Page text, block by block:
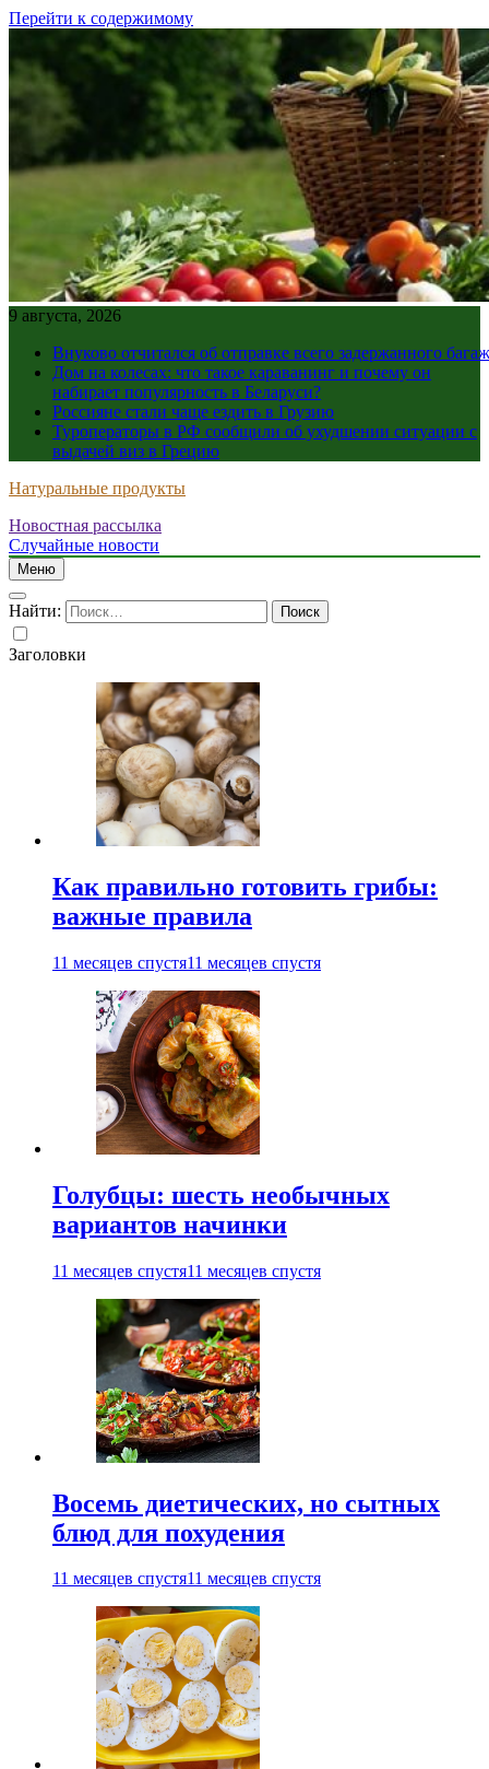
Перейти к содержимому
9 августа, 2026
Внуково отчитался об отправке всего задержанного
Дом на колесах: что такое караванинг и почему он
набирает популярность в Беларуси?
Россияне стали чаще ездить в Грузию
Туроператоры в РФ сообщили об ухудшении ситуации с
выдачей виз в Грецию
Натуральные продукты
Новостная рассылка
Случайные новости
Меню
Найти:
Заголовки
Как правильно готовить грибы:
важные правила
11 месяцев спустя11 месяцев спустя
Голубцы: шесть необычных
вариантов начинки
11 месяцев спустя11 месяцев спустя
Восемь диетических, но сытных
блюд для похудения
11 месяцев спустя11 месяцев спустя